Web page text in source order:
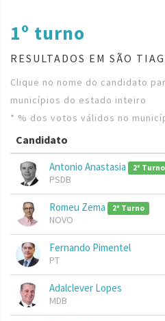
1º turno
RESULTADOS EM SÃO
Clique no nome do candidato
municípios do estado inteiro
* % dos votos válidos no
Candidato
Antonio Anastasia 2º Turno
PSDB
Romeu Zema 2º Turno
NOVO
Fernando Pimentel
PT
Adalclever Lopes
MDB